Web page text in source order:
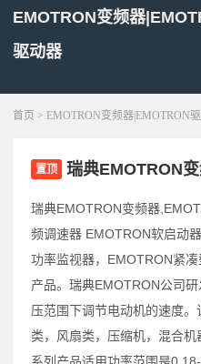
EMOTRON变频器
驱动器
首页 > EMOTRON变频器|EMOTRON
置顶 瑞典EMOTRON
瑞典EMOTRON变频器
频调速器 EMOTRON软启动
功率监视器，EMOTRON紧
产品。瑞典EMOTRON公司
压范围下调节电动机的速度
类，风扇类，压缩机，混合
系列产品适用功率范围是